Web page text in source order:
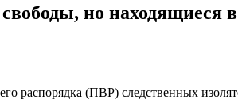
но находящиеся
распорядка (ПВР) следственных